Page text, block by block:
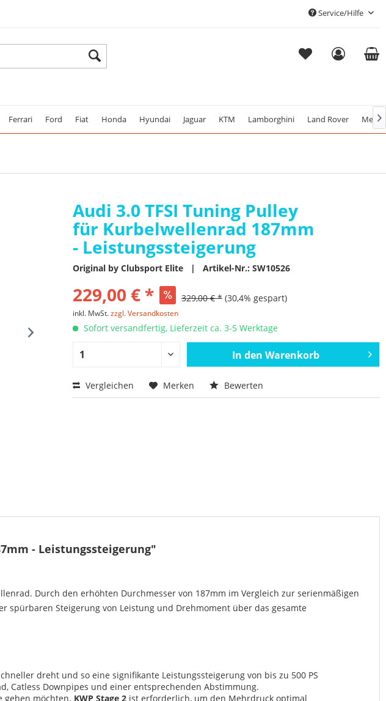
Service/Hilfe
Ferrari Ford Fiat Honda Hyundai Jaguar KTM Lamborghini Land Rover 
Audi 3.0 TFSI Tuning Pulley
für Kurbelwellenrad 187mm
- Leistungssteigerung
Original by Clubsport Elite | Artikel-Nr.: SW10526
229,00 € * 329,00 € * (30,4% gespart)
inkl. MwSt.zzgl. Versandkosten
Sofort versandfertig, Lieferzeit ca. 3-5 Werktage
In den Warenkorb
Vergleichen Merken Bewerten
- Leistungssteigerung"
Durch den erhöhten Durchmesser von 187mm im Vergleich zur serienmäßigen
spürbaren Steigerung von Leistung und Drehmoment über das gesamte
dreht und so eine signifikante Leistungssteigerung von bis zu 500 PS
Catless Downpipes und einer entsprechenden Abstimmung.
gehen möchten. KWP Stage 2 ist erforderlich, um den Mehrdruck optimal